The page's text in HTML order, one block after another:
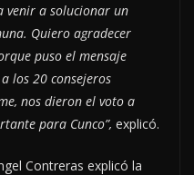
venir a solucionar un
Quiero agradecer
puso el mensaje
los 20 consejeros
nos dieron el voto a
para Cunco”, explicó.
Contreras explicó la